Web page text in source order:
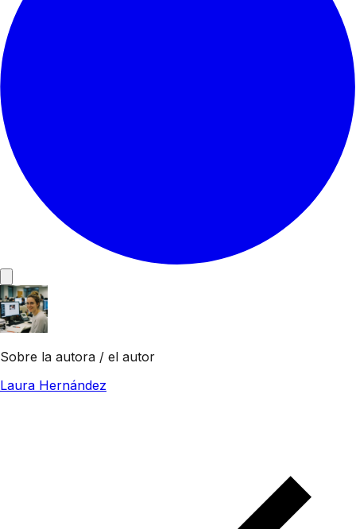
Sobre la autora / el autor
Laura Hernández